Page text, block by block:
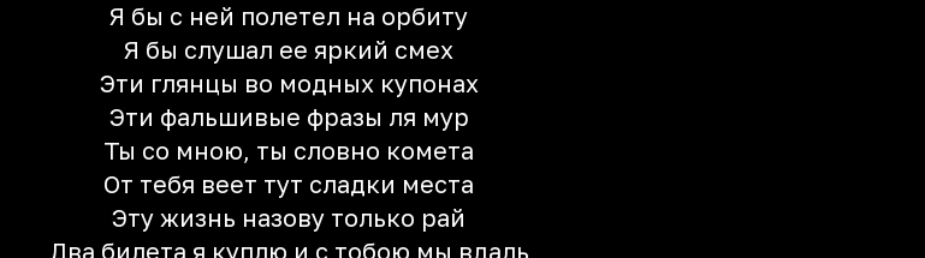
Я бы с ней полетел на орбиту
Я бы слушал ее яркий смех
Эти глянцы во модных купонах
Эти фальшивые фразы ля мур
Ты со мною, ты словно комета
От тебя веет тут сладки места
Эту жизнь назову только рай
Два билета я куплю и с тобою мы вдаль